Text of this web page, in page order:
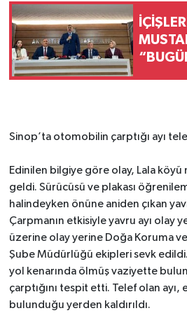
Sinop’ta otomobilin çarptığı ayı
Edinilen bilgiye göre olay, Lala
geldi. Sürücüsü ve plakası
halindeyken önüne aniden çıkan
Çarpmanın etkisiyle yavru ayı olay
üzerine olay yerine Doğa Koruma ve
Şube Müdürlüğü ekipleri sevk
yol kenarında ölmüş vaziyette
çarptığını tespit etti. Telef olan ayı,
bulunduğu yerden kaldırıldı.